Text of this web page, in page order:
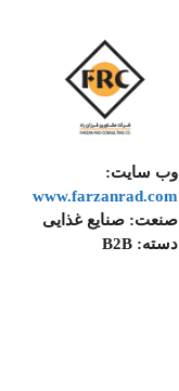
وب سایت:
www.farzanrad.com
صنعت: صنایع غذایی
دسته: